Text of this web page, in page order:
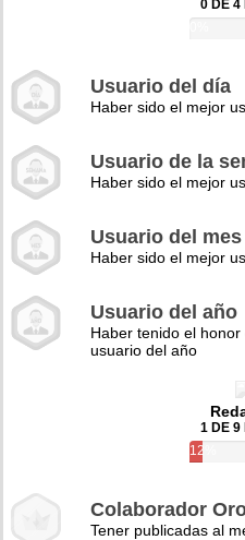
0 DE 4
Usuario del día
Haber sido el mejor
Usuario de la
Haber sido el mejor
Usuario del mes
Haber sido el mejor
Usuario del año
Haber tenido el
usuario del año
1 DE 9
12%
Colaborador
Tener publicadas al